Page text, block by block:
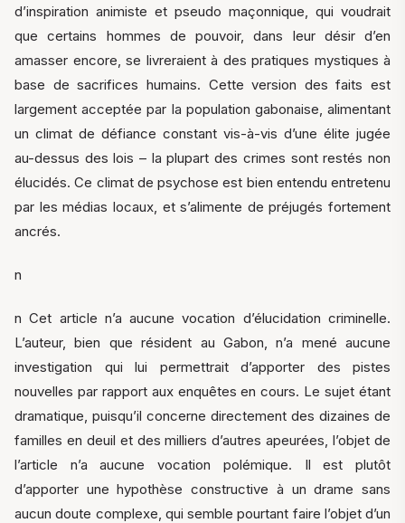
d’inspiration animiste et pseudo maçonnique, qui voudrait
que certains hommes de pouvoir, dans leur désir d’en
amasser encore, se livreraient à des pratiques mystiques à
base de sacrifices humains. Cette version des faits est
largement acceptée par la population gabonaise, alimentant
un climat de défiance constant vis-à-vis d’une élite jugée
au-dessus des lois – la plupart des crimes sont restés non
élucidés. Ce climat de psychose est bien entendu entretenu
par les médias locaux, et s’alimente de préjugés fortement
ancrés.
n
n Cet article n’a aucune vocation d’élucidation criminelle.
L’auteur, bien que résident au Gabon, n’a mené aucune
investigation qui lui permettrait d’apporter des pistes
nouvelles par rapport aux enquêtes en cours. Le sujet étant
dramatique, puisqu’il concerne directement des dizaines de
familles en deuil et des milliers d’autres apeurées, l’objet de
l’article n’a aucune vocation polémique. Il est plutôt
d’apporter une hypothèse constructive à un drame sans
aucun doute complexe, qui semble pourtant faire l’objet d’un